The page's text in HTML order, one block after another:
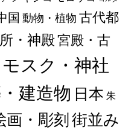
国 動物・植物 古代都
・神殿宮殿・古
スク・神社
建造物 日本 朱
画・彫刻 街並み